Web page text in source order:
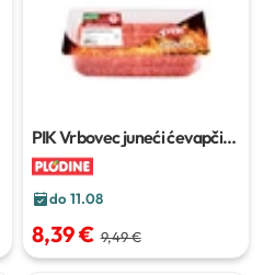
PIK Vrbovec juneći ćevapčići
810 g
do 11.08
8,39 € 9,49 €